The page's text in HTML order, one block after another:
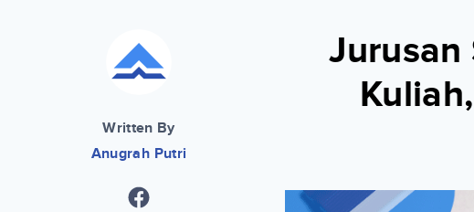
Written By
Anugrah Putri
Jurusan